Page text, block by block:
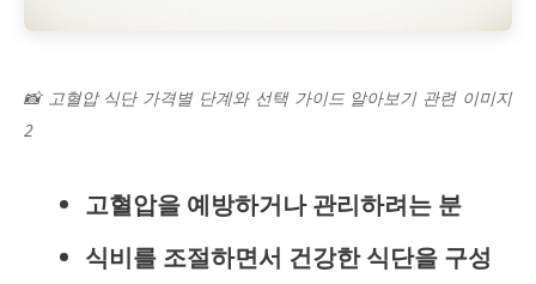
📸 고혈압 식단 가격별 단계와 선택 가이드 알아보기 관련 이미지
2
고혈압을 예방하거나 관리하려는 분
식비를 조절하면서 건강한 식단을 구성